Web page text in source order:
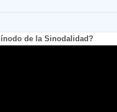
de la Sinodalidad?